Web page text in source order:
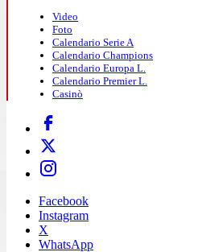
Video
Foto
Calendario Serie A
Calendario Champions
Calendario Europa L.
Calendario Premier L.
Casinò
Facebook
Instagram
X
WhatsApp